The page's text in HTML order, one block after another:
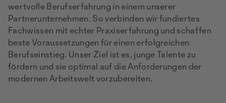
wertvolle Berufserfahrung in einem unserer
Partnerunternehmen. So verbinden wir fundiertes
Fachwissen mit echter Praxiserfahrung und schaffen
beste Voraussetzungen für einen erfolgreichen
Berufseinstieg. Unser Ziel ist es, junge Talente zu
fördern und sie optimal auf die Anforderungen der
modernen Arbeitswelt vorzubereiten.